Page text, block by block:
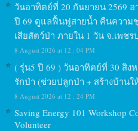
วันอาทิตย์ที่ 20 กันยายน 2569 อ
ปี 69 ดูแลฟื้นฟูสายน้ำ คืนความ
เสียสัตว์ป่า ภายใน 1 วัน จ.เพชร
8 August 2026 at 12 : 04 PM
( รุ่น5 ปี 69 ) วันอาทิตย์ที่ 30 สิง
รักป่า (ช่วยปลูกป่า + สร้างบ้าน
8 August 2026 at 12 : 24 PM
Saving Energy 101 Workshop
Volunteer